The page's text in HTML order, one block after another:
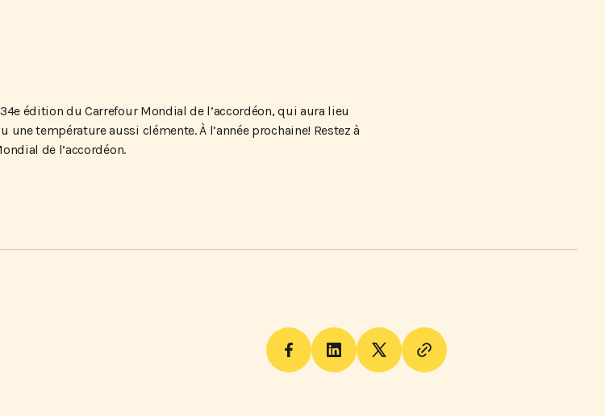
édition du Carrefour Mondial de l’accordéon, qui aura lieu
température aussi clémente. À l’année prochaine! Restez à
de l’accordéon.